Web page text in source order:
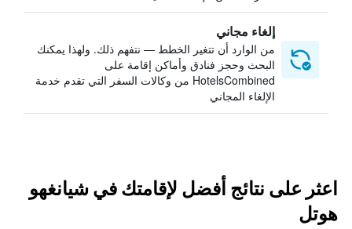
إلغاء مجاني
من الوارد أن تتغير الخطط — نتفهم ذلك. ولهذا يمكنك
البحث وحجز فنادق وأماكن إقامة على
HotelsCombined من وكالات السفر التي تقدم خدمة
الإلغاء المجاني
اعثر على نتائج أفضل لإقامتك في شيانغهو
هوتل